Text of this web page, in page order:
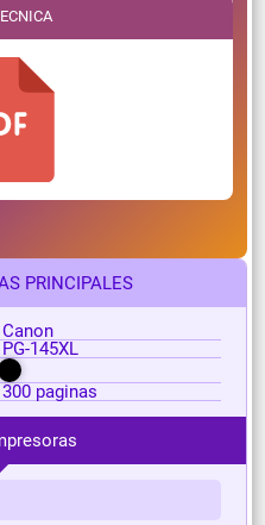
PRINCIPALES
Canon
145XL
300 paginas